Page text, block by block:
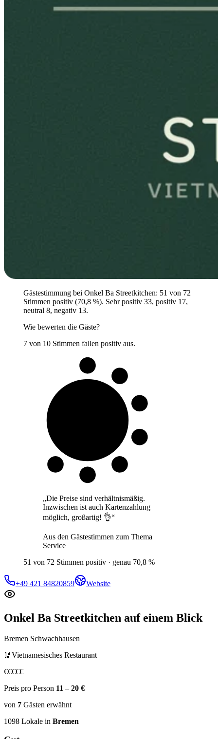
Gästestimmung bei Onkel Ba Streetkitchen: 51 von 72
Stimmen positiv (70,8 %). Sehr positiv 33, positiv 17,
neutral 8, negativ 13.
Wie bewerten die Gäste?
7 von 10 Stimmen fallen positiv aus.
„Die Preise sind verhältnismäßig.
Inzwischen ist auch Kartenzahlung
möglich, großartig! 👌“
Aus den Gästestimmen zum Thema
Service
51 von 72 Stimmen positiv · genau 70,8 %
+49 421 84820859 Website
Onkel Ba Streetkitchen auf einem Blick
Bremen Schwachhausen
🥢Vietnamesisches Restaurant
€€€€€
Preis pro Person 11 – 20 €
von 7 Gästen erwähnt
1098 Lokale in Bremen